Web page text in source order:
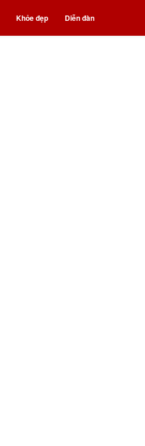
Khỏe đẹp Diễn đàn